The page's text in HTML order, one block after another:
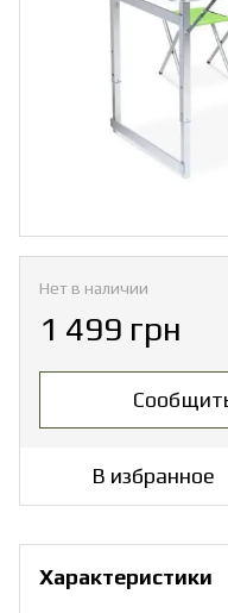
Нет в наличии
1 499 грн
В избранное
Характеристики